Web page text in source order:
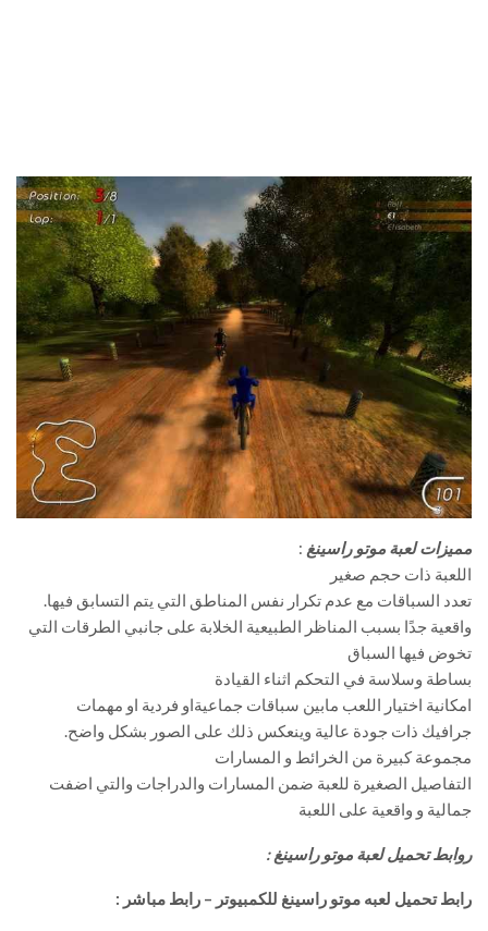
مميزات لعبة موتو راسينغ :
اللعبة ذات حجم صغير
تعدد السباقات مع عدم تكرار نفس المناطق التي يتم التسابق فيها.
واقعية جدًا بسبب المناظر الطبيعية الخلابة على جانبي الطرقات التي
تخوض فيها السباق
بساطة وسلاسة في التحكم اثناء القيادة
امكانية اختيار اللعب مابين سباقات جماعيةاو فردية او مهمات
جرافيك ذات جودة عالية وينعكس ذلك على الصور بشكل واضح.
مجموعة كبيرة من الخرائط و المسارات
التفاصيل الصغيرة للعبة ضمن المسارات والدراجات والتي اضفت
جمالية و واقعية على اللعبة
روابط تحميل لعبة موتو راسينغ :
رابط تحميل لعبه موتو راسينغ للكمبيوتر – رابط مباشر :